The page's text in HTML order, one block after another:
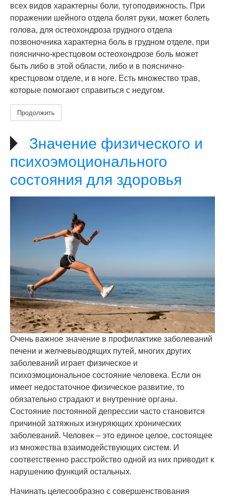
всех видов характерны боли, тугоподвижность. При
поражении шейного отдела болят руки, может болеть
голова, для остеохондроза грудного отдела
позвоночника характерна боль в грудном отделе, при
пояснично-крестцовом остеохондрозе боль может
быть либо в этой области, либо и в пояснично-
крестцовом отделе, и в ноге. Есть множество трав,
которые помогают справиться с недугом.
Продолжить
Значение физического и
психоэмоционального
состояния для здоровья
Очень важное значение в профилактике заболеваний
печени и желчевыводящих путей, многих других
заболеваний играет физическое и
психоэмоциональное состояние человека. Если он
имеет недостаточное физическое развитие, то
обязательно страдают и внутренние органы.
Состояние постоянной депрессии часто становится
причиной затяжных изнуряющих хронических
заболеваний. Человек – это единое целое, состоящее
из множества взаимодействующих систем. И
соответственно расстройство одной из них приводит к
нарушению функций остальных.
Начинать целесообразно с совершенствования